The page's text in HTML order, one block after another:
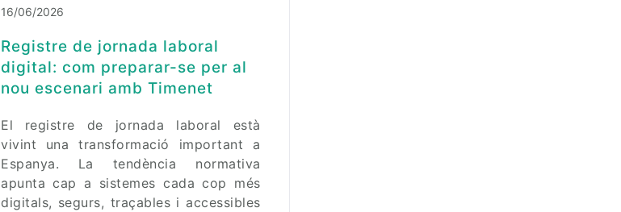
16/06/2026
Registre de jornada laboral
digital: com preparar-se per al
nou escenari amb Timenet
El registre de jornada laboral està
vivint una transformació important a
Espanya. La tendència normativa
apunta cap a sistemes cada cop més
digitals, segurs, traçables i accessibles